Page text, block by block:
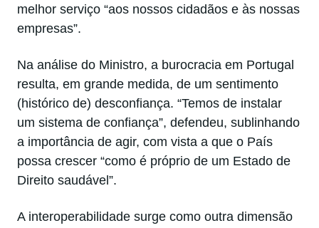
melhor serviço “aos nossos cidadãos e às nossas
empresas”.
Na análise do Ministro, a burocracia em Portugal
resulta, em grande medida, de um sentimento
(histórico de) desconfiança. “Temos de instalar
um sistema de confiança”, defendeu, sublinhando
a importância de agir, com vista a que o País
possa crescer “como é próprio de um Estado de
Direito saudável”.
A interoperabilidade surge como outra dimensão